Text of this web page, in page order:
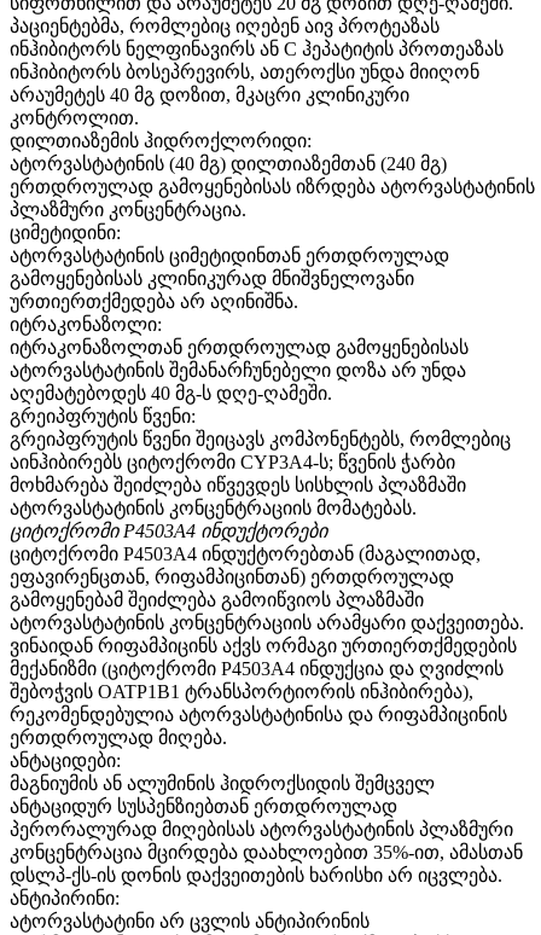
პაციენტებმა, რომლებიც იღებენ აივ პროტეაზას
ინჰიბიტორს ნელფინავირს ან С ჰეპატიტის პროთეაზას
ინჰიბიტორს ბოსეპრევირს, ათეროქსი უნდა მიიღონ
არაუმეტეს 40 მგ დოზით, მკაცრი კლინიკური
კონტროლით.
დილთიაზემის ჰიდროქლორიდი:
ატორვასტატინის (40 მგ) დილთიაზემთან (240 მგ)
ერთდროულად გამოყენებისას იზრდება ატორვასტატინის
პლაზმური კონცენტრაცია.
ციმეტიდინი:
ატორვასტატინის ციმეტიდინთან ერთდროულად
გამოყენებისას კლინიკურად მნიშვნელოვანი
ურთიერთქმედება არ აღინიშნა.
იტრაკონაზოლი:
იტრაკონაზოლთან ერთდროულად გამოყენებისას
ატორვასტატინის შემანარჩუნებელი დოზა არ უნდა
აღემატებოდეს 40 მგ-ს დღე-ღამეში.
გრეიპფრუტის წვენი:
გრეიპფრუტის წვენი შეიცავს კომპონენტებს, რომლებიც
აინჰიბირებს ციტოქრომი CYP3A4-ს; წვენის ჭარბი
მოხმარება შეიძლება იწვევდეს სისხლის პლაზმაში
ატორვასტატინის კონცენტრაციის მომატებას.
ციტოქრომი P4503A4 ინდუქტორები
ციტოქრომი P4503A4 ინდუქტორებთან (მაგალითად,
ეფავირენცთან, რიფამპიცინთან) ერთდროულად
გამოყენებამ შეიძლება გამოიწვიოს პლაზმაში
ატორვასტატინის კონცენტრაციის არამყარი დაქვეითება.
ვინაიდან რიფამპიცინს აქვს ორმაგი ურთიერთქმედების
მექანიზმი (ციტოქრომი P4503A4 ინდუქცია და ღვიძლის
შებოჭვის OATP1B1 ტრანსპორტიორის ინჰიბირება),
რეკომენდებულია ატორვასტატინისა და რიფამპიცინის
ერთდროულად მიღება.
ანტაციდები:
მაგნიუმის ან ალუმინის ჰიდროქსიდის შემცველ
ანტაციდურ სუსპენზიებთან ერთდროულად
პერორალურად მიღებისას ატორვასტატინის პლაზმური
კონცენტრაცია მცირდება დაახლოებით 35%-ით, ამასთან
დსლპ-ქს-ის დონის დაქვეითების ხარისხი არ იცვლება.
ანტიპირინი:
ატორვასტატინი არ ცვლის ანტიპირინის